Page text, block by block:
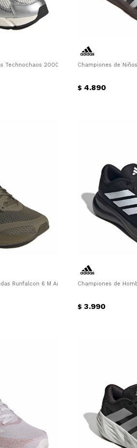
Technochaos 2000 W Adidas - Beige - Plateado
Championes de
$ 4.890
Runfalcon 6 M Adidas - Verde - Oliva
Championes de
$ 3.990